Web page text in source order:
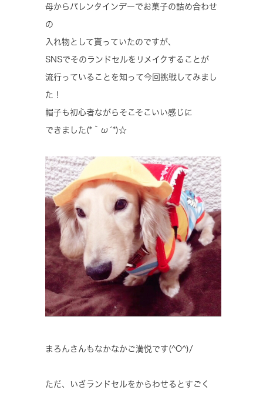
母からバレンタインデーでお菓子の詰め合わせ
の
入れ物として貰っていたのですが、
SNSでそのランドセルをリメイクすることが
流行っていることを知って今回挑戦してみまし
た！
帽子も初心者ながらそこそこいい感じに
できました(*｀ω´*)☆
まろんさんもなかなかご満悦です(^O^)/
ただ、いざランドセルをからわせるとすごく